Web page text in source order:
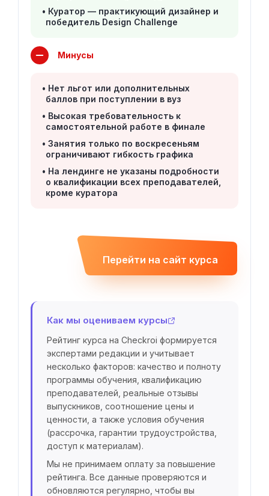
Куратор — практикующий дизайнер и
победитель Design Challenge
Минусы
Нет льгот или дополнительных
баллов при поступлении в вуз
Высокая требовательность к
самостоятельной работе в финале
Занятия только по воскресеньям
ограничивают гибкость графика
На лендинге не указаны подробности
о квалификации всех преподавателей,
кроме куратора
Перейти на сайт курса
Как мы оцениваем курсы
Рейтинг курса на Checkroi формируется
экспертами редакции и учитывает
несколько факторов: качество и полноту
программы обучения, квалификацию
преподавателей, реальные отзывы
выпускников, соотношение цены и
ценности, а также условия обучения
(рассрочка, гарантии трудоустройства,
доступ к материалам).
Мы не принимаем оплату за повышение
рейтинга. Все данные проверяются и
обновляются регулярно, чтобы вы